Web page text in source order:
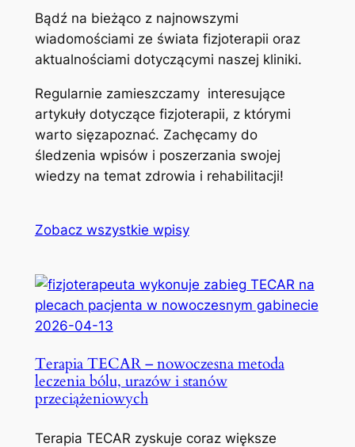
Bądź na bieżąco z najnowszymi
wiadomościami ze świata fizjoterapii oraz
aktualnościami dotyczącymi naszej kliniki.
Regularnie zamieszczamy interesujące
artykuły dotyczące fizjoterapii, z którymi
warto sięzapoznać. Zachęcamy do
śledzenia wpisów i poszerzania swojej
wiedzy na temat zdrowia i rehabilitacji!
Zobacz wszystkie wpisy
2026-04-13
Terapia TECAR – nowoczesna metoda
leczenia bólu, urazów i stanów
przeciążeniowych
Terapia TECAR zyskuje coraz większe